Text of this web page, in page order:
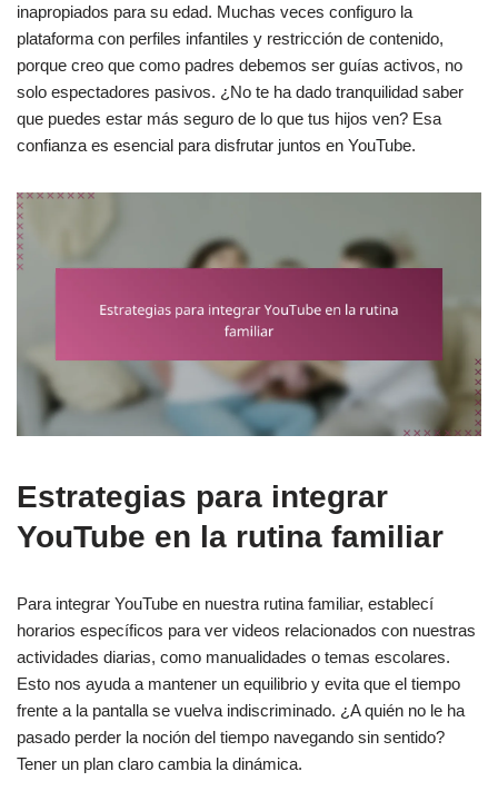
inapropiados para su edad. Muchas veces configuro la
plataforma con perfiles infantiles y restricción de contenido,
porque creo que como padres debemos ser guías activos, no
solo espectadores pasivos. ¿No te ha dado tranquilidad saber
que puedes estar más seguro de lo que tus hijos ven? Esa
confianza es esencial para disfrutar juntos en YouTube.
Estrategias para integrar
YouTube en la rutina familiar
Para integrar YouTube en nuestra rutina familiar, establecí
horarios específicos para ver videos relacionados con nuestras
actividades diarias, como manualidades o temas escolares.
Esto nos ayuda a mantener un equilibrio y evita que el tiempo
frente a la pantalla se vuelva indiscriminado. ¿A quién no le ha
pasado perder la noción del tiempo navegando sin sentido?
Tener un plan claro cambia la dinámica.